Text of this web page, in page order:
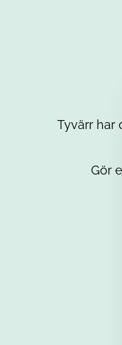
Tyvärr har
Gör